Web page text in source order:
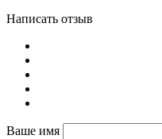
Написать отзыв
Ваше имя